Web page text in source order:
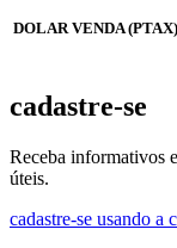
DOLAR VENDA (PTAX)
cadastre-se
Receba informativos
úteis.
cadastre-se usando a